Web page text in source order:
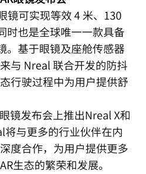
镜可实现等效 4 米、130
时也是全球唯一一款具备
。基于眼镜及座舱传感器
与 Nreal 联合开发的防抖
行驶过程中为用户提供舒
镜发布会上推出Nreal X和
与更多的行业伙伴在内
度合作，为用户提供更多
生态的繁荣和发展。